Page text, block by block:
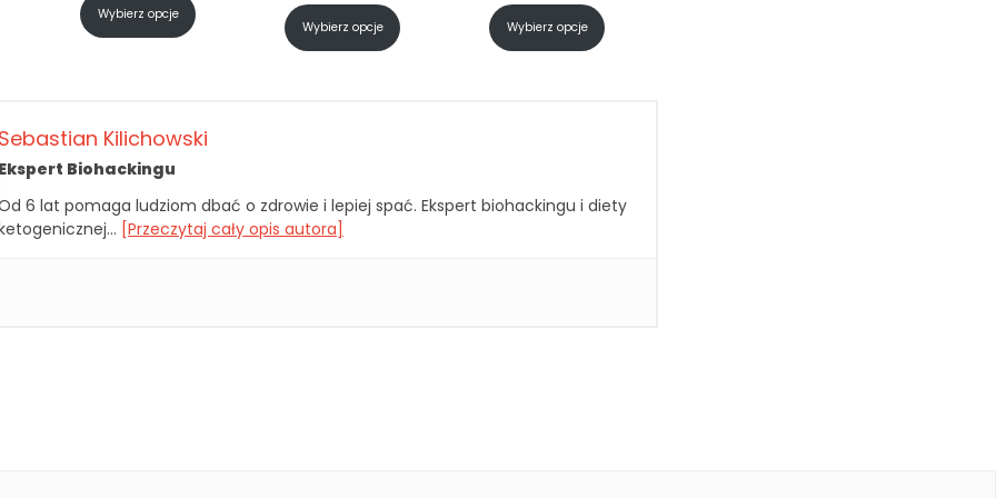
Wybierz opcje
Wybierz opcje Wybierz opcje
Sebastian Kilichowski
Ekspert Biohackingu
6 lat pomaga ludziom dbać o zdrowie i lepiej spać. Ekspert biohackingu i diety
[Przeczytaj cały opis autora]